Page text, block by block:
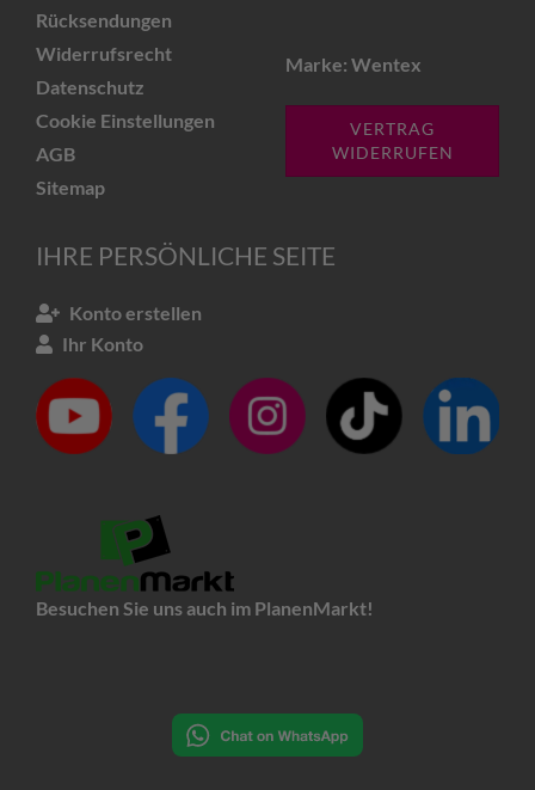
Rücksendungen
Widerrufsrecht
Datenschutz
Cookie Einstellungen
AGB
Sitemap
Marke: Wentex
VERTRAG
WIDERRUFEN
IHRE PERSÖNLICHE SEITE
Konto erstellen
Ihr Konto
Besuchen Sie uns auch im PlanenMarkt!